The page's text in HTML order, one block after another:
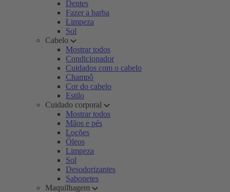
Dentes
Fazer a barba
Limpeza
Sol
Cabelo
Mostrar todos
Condicionador
Cuidados com o cabelo
Champô
Cor do cabelo
Estilo
Cuidado corporal
Mostrar todos
Mãos e pés
Loções
Óleos
Limpeza
Sol
Desodorizantes
Sabonetes
Maquilhagem